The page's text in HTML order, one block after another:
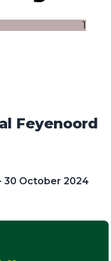
1
Feyenoord
30 October 2024